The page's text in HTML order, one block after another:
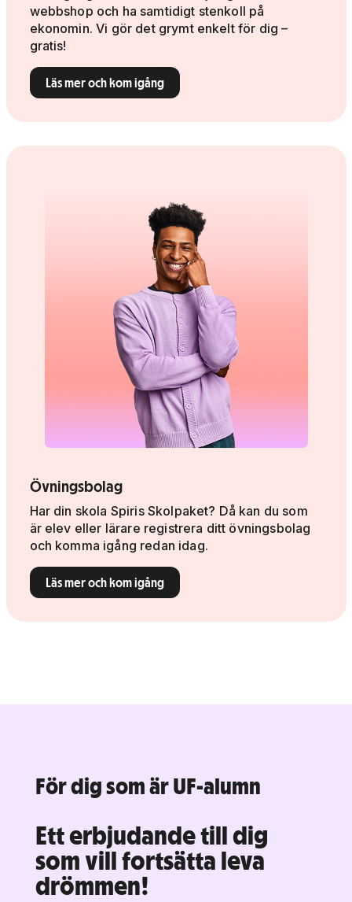
webbshop och ha samtidigt stenkoll på
ekonomin. Vi gör det grymt enkelt för dig –
gratis!
Läs mer och kom igång
Övningsbolag
Har din skola Spiris Skolpaket? Då kan du som
är elev eller lärare registrera ditt övningsbolag
och komma igång redan idag.
Läs mer och kom igång
För dig som är UF-alumn
Ett erbjudande till dig
som vill fortsätta leva
drömmen!